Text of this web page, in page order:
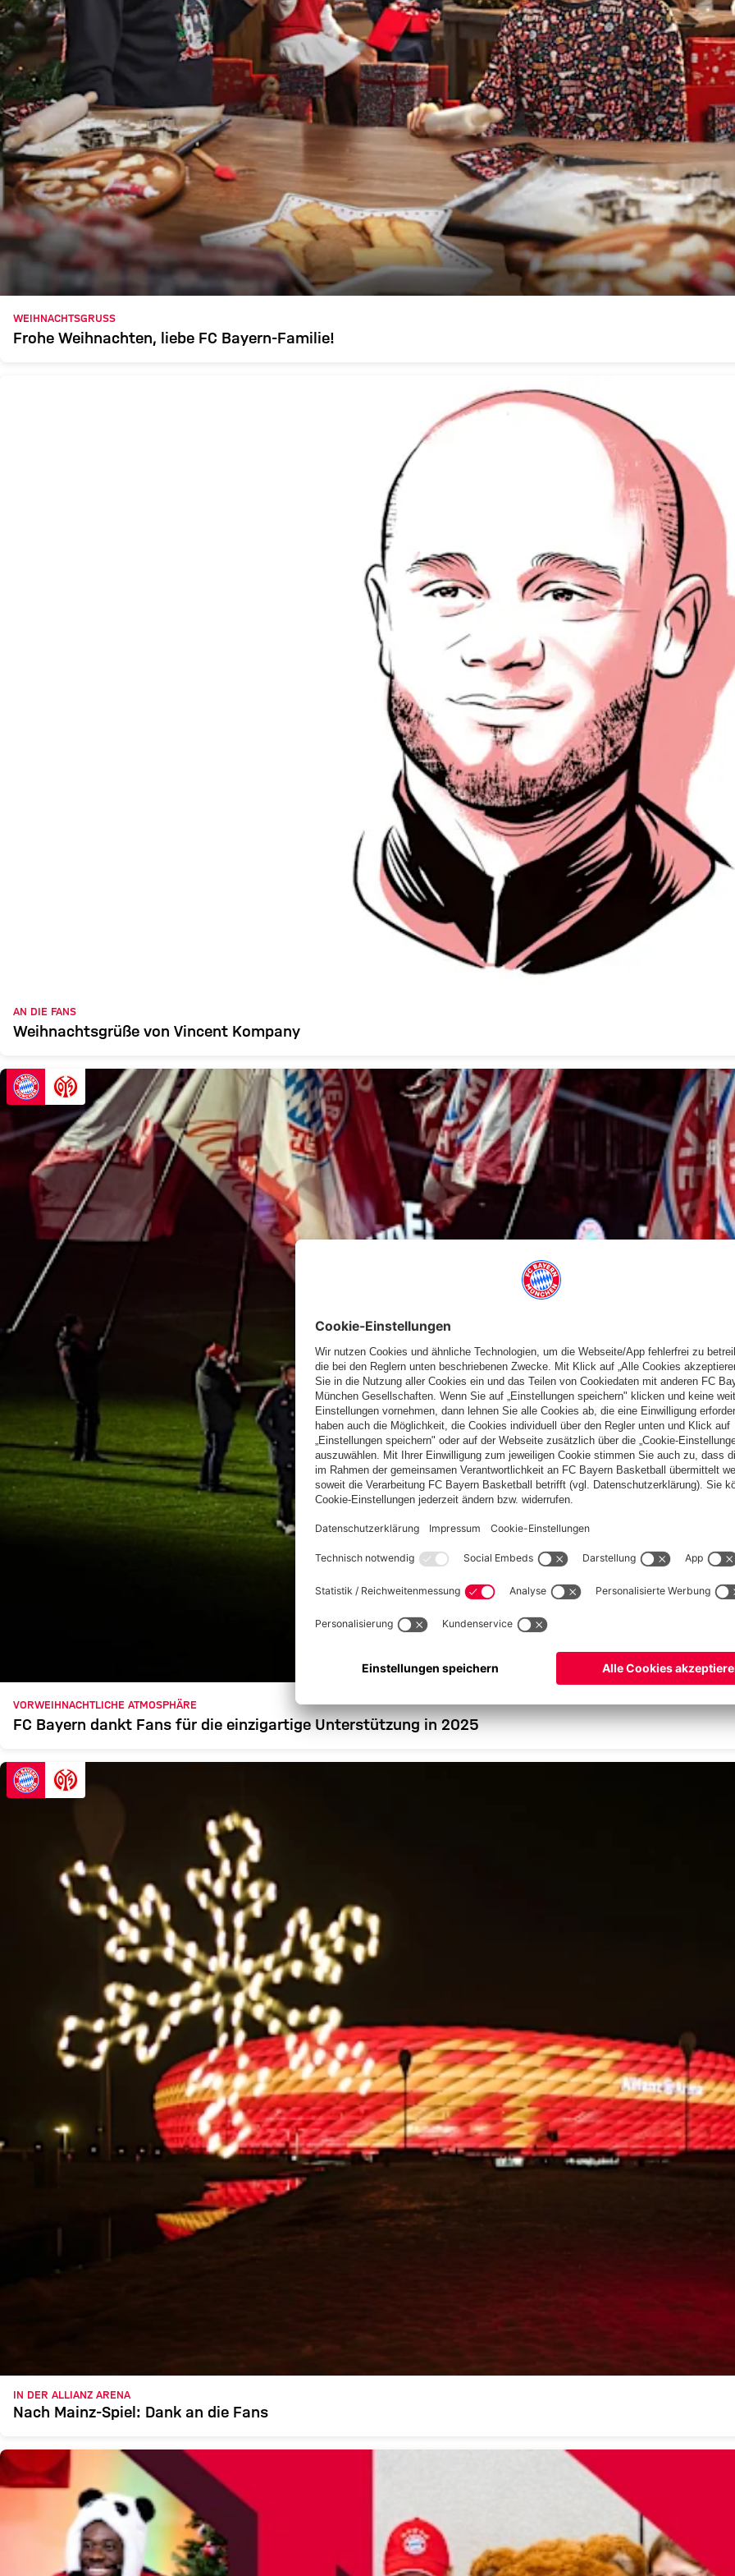
WEIHNACHTSGRUSS
Frohe Weihnachten, liebe FC Bayern-Familie!
AN DIE FANS
Weihnachtsgrüße von Vincent Kompany
VORWEIHNACHTLICHE ATMOSPHÄRE
FC Bayern dankt Fans für die einzigartige Unterstützung in 2025
IN DER ALLIANZ ARENA
Nach Mainz-Spiel: Dank an die Fans